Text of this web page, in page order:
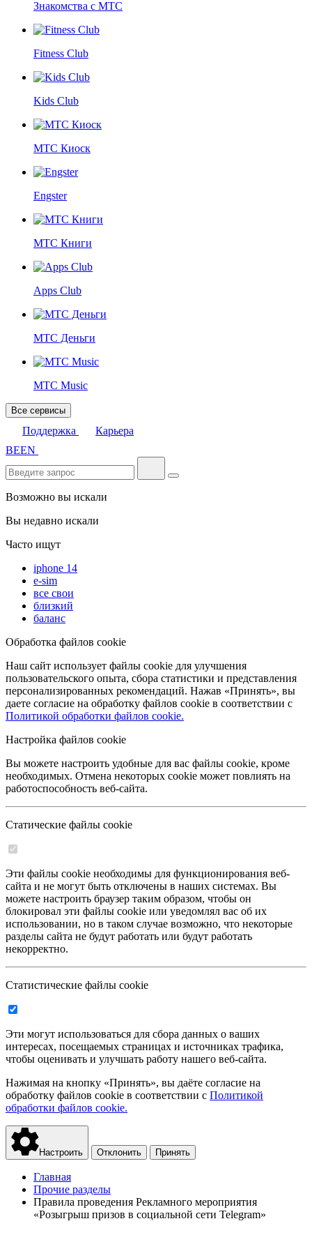
Знакомства с МТС
Fitness Club
Kids Club
МТС Киоск
Engster
МТС Книги
Apps Club
МТС Деньги
МТС Music
Все сервисы
Поддержка
Карьера
BEEN
Возможно вы искали
Вы недавно искали
Часто ищут
iphone 14
e-sim
все свои
близкий
баланс
Обработка файлов cookie
Наш сайт использует файлы cookie для улучшения
пользовательского опыта, сбора статистики и представления
персонализированных рекомендаций. Нажав «Принять», вы
даете согласие на обработку файлов cookie в соответствии с
Политикой обработки файлов cookie.
Настройка файлов cookie
Вы можете настроить удобные для вас файлы cookie, кроме
необходимых. Отмена некоторых cookie может повлиять на
работоспособность веб-сайта.
Статические файлы cookie
Эти файлы cookie необходимы для функционирования веб-
сайта и не могут быть отключены в наших системах. Вы
можете настроить браузер таким образом, чтобы он
блокировал эти файлы cookie или уведомлял вас об их
использовании, но в таком случае возможно, что некоторые
разделы сайта не будут работать или будут работать
некорректно.
Статистические файлы cookie
Эти могут использоваться для сбора данных о ваших
интересах, посещаемых страницах и источниках трафика,
чтобы оценивать и улучшать работу нашего веб-сайта.
Нажимая на кнопку «Принять», вы даёте согласие на
обработку файлов cookie в соответствии с Политикой
обработки файлов cookie.
Настроить Отклонить Принять
Главная
Прочие разделы
Правила проведения Рекламного мероприятия
«Розыгрыш призов в социальной сети Telegram»